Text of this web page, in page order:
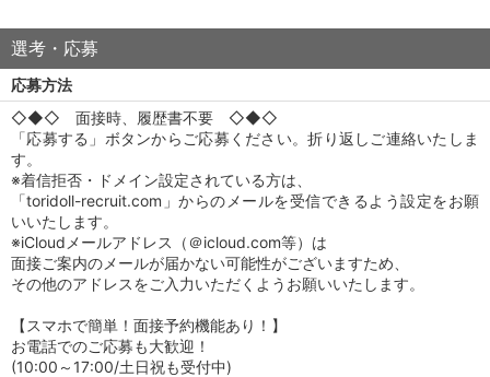
選考・応募
応募方法
◇◆◇ 面接時、履歴書不要 ◇◆◇
「応募する」ボタンからご応募ください。折り返しご連絡いたしま
す。
※着信拒否・ドメイン設定されている方は、
「toridoll-recruit.com」からのメールを受信できるよう設定をお願
いいたします。
※iCloudメールアドレス（＠icloud.com等）は
面接ご案内のメールが届かない可能性がございますため、
その他のアドレスをご入力いただくようお願いいたします。
【スマホで簡単！面接予約機能あり！】
お電話でのご応募も大歓迎！
(10:00～17:00/土日祝も受付中)